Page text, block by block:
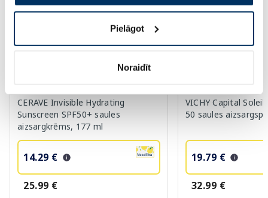
Pielāgot
Noraidīt
CERAVE Invisible Hydrating
Sunscreen SPF50+ saules
aizsargkrēms, 177 ml
14.29 €
25.99 €
VICHY Capital Soleil
50 saules
19.79 €
32.99 €